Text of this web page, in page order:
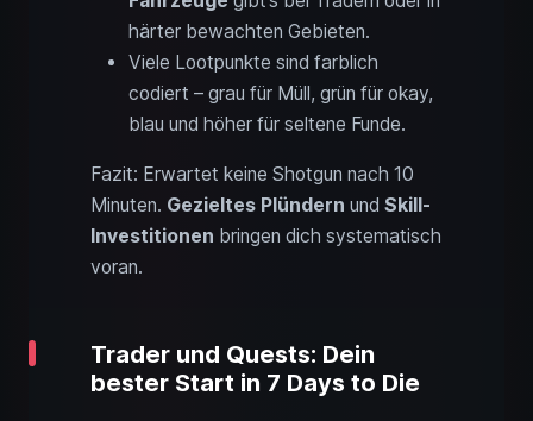
härter bewachten Gebieten.
Viele Lootpunkte sind farblich
codiert – grau für Müll, grün für okay,
blau und höher für seltene Funde.
Fazit: Erwartet keine Shotgun nach 10
Minuten. Gezieltes Plündern und Skill-
Investitionen bringen dich systematisch
voran.
Trader und Quests: Dein
bester Start in 7 Days to Die